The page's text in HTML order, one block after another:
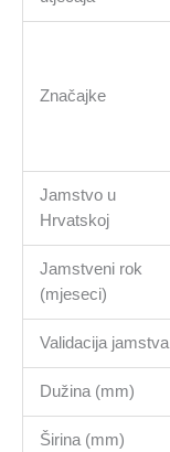
Značajke
Jamstvo u
Hrvatskoj
Jamstveni rok
(mjeseci)
Validacija jamstva
Dužina (mm)
Širina (mm)